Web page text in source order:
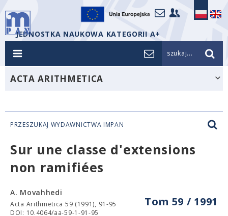
JEDNOSTKA NAUKOWA KATEGORII A+
szukaj...
ACTA ARITHMETICA
PRZESZUKAJ WYDAWNICTWA IMPAN
Sur une classe d'extensions
non ramifiées
Tom 59 / 1991
A. Movahhedi
Acta Arithmetica 59 (1991), 91-95
DOI: 10.4064/aa-59-1-91-95